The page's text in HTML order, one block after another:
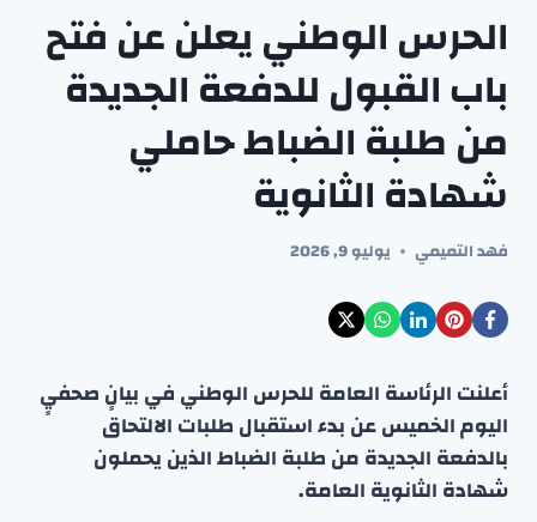
الحرس الوطني يعلن عن فتح
باب القبول للدفعة الجديدة
من طلبة الضباط حاملي
شهادة الثانوية
فهد التميمي يوليو 9, 2026
أعلنت الرئاسة العامة للحرس الوطني في بيانٍ صحفيٍ
اليوم الخميس عن بدء استقبال طلبات الالتحاق
بالدفعة الجديدة من طلبة الضباط الذين يحملون
شهادة الثانوية العامة.